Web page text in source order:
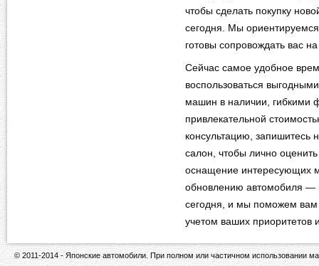
чтобы сделать покупку
сегодня. Мы
готовы сопровождать вас
Сейчас самое удобное
воспользоваться
машин в наличии, гибкими
привлекательной
консультацию, запишитесь
салон, чтобы лично
оснащение интересующих
обновлению автомобиля —
сегодня, и мы поможем вам
учетом ваших приоритетов
© 2011-2014 - Японские автомобили. При полном или частичном использовании